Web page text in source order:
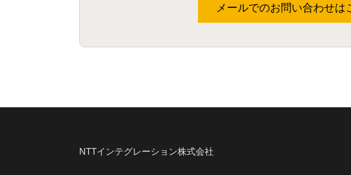
メールでのお問い合わせは
NTTインテグレーション株式会社